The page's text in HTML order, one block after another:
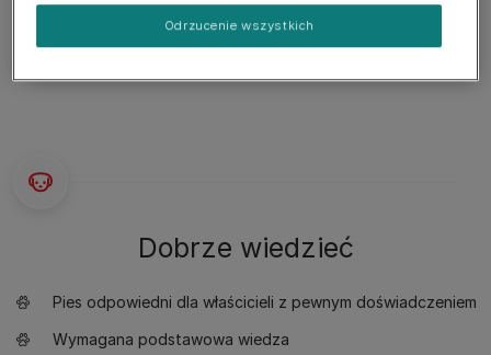
Dobrze wiedzieć
Pies odpowiedni dla właścicieli z pewnym doświadczeniem
Wymagana podstawowa wiedza
Odrzucenie wszystkich